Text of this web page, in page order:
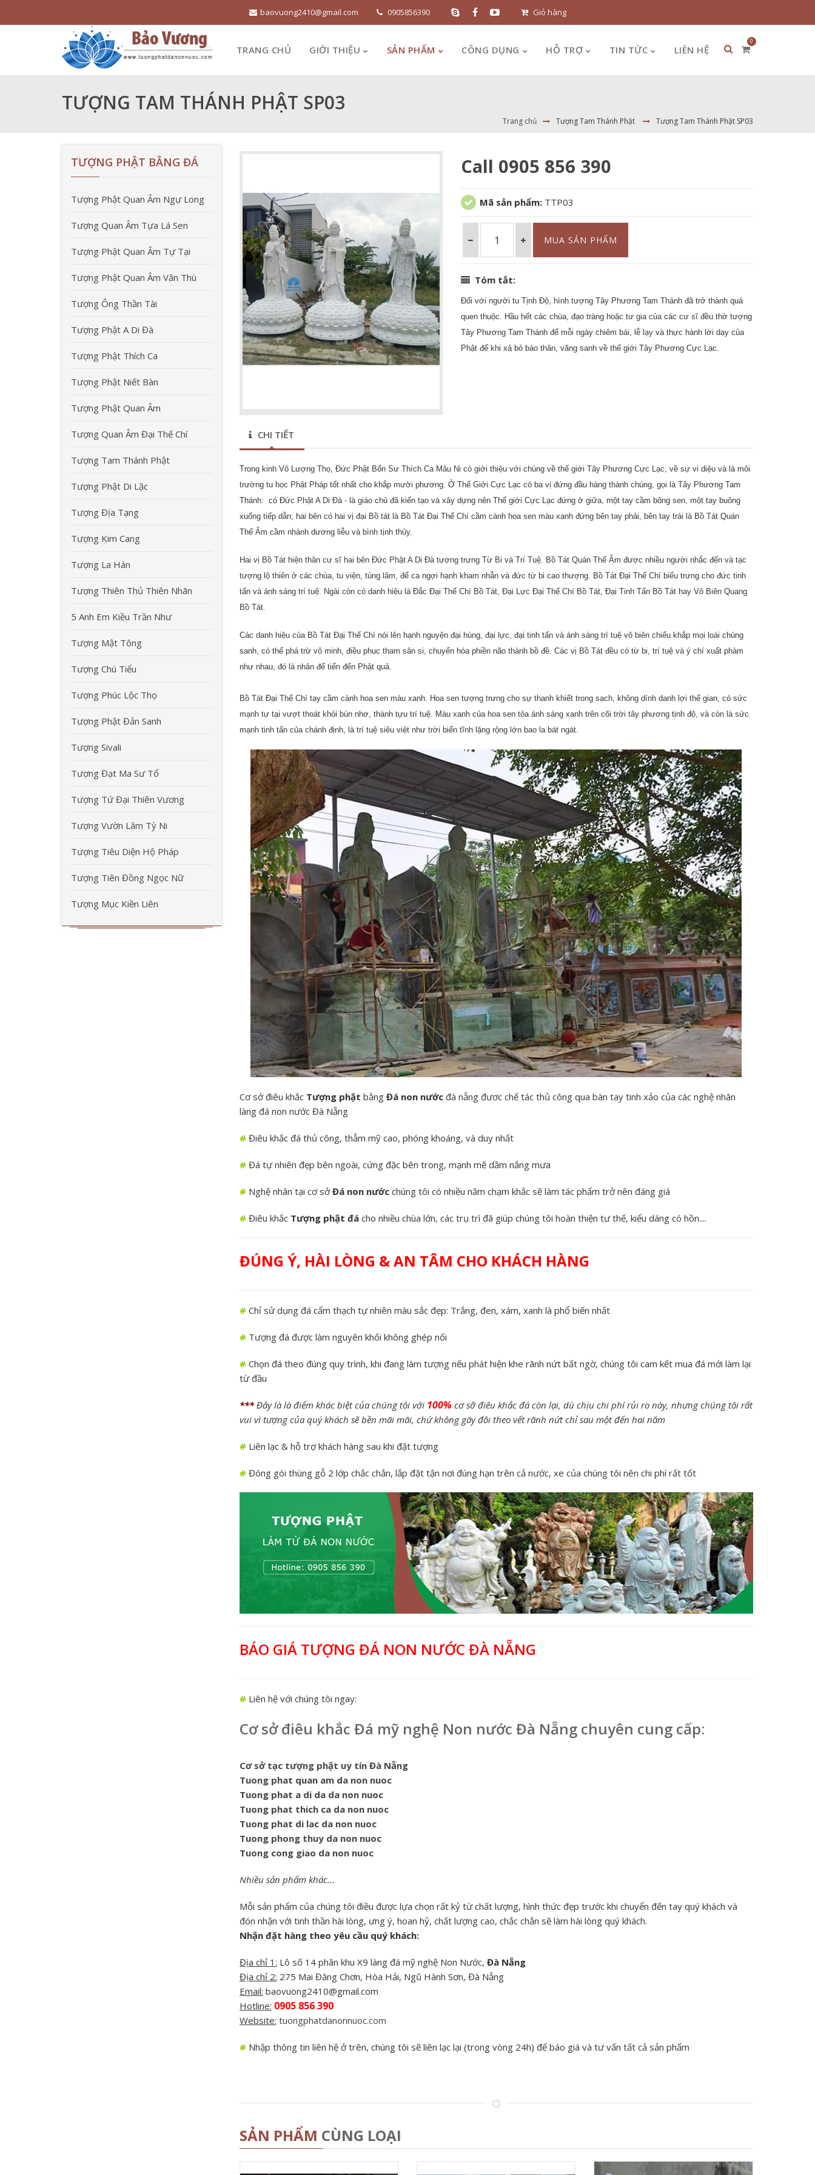
baovuong2410@gmail.com 0905856390 Giỏ hàng
TRANG CHỦ GIỚI THIỆU SẢN PHẨM CÔNG DỤNG HỖ TRỢ TIN TỨC LIÊN HỆ
0
TƯỢNG TAM THÁNH PHẬT SP03
Trang chủ Tượng Tam Thánh Phật Tượng Tam Thánh Phật SP03
Call 0905 856 390
Mã sản phẩm: TTP03
Tóm tắt:
Đối với người tu Tịnh Độ, hình tượng Tây Phương Tam Thánh đã trở thành quá
quen thuộc. Hầu hết các chùa, đạo tràng hoặc tư gia của các cư sĩ đều thờ tượng
Tây Phương Tam Thánh để mỗi ngày chiêm bái, lễ lạy và thực hành lời dạy của
Phật để khi xả bỏ báo thân, vãng sanh về thế giới Tây Phương Cực Lạc.
CHI TIẾT
Trong kinh Vô Lượng Thọ, Đức Phật Bổn Sư Thích Ca Mâu Ni có giới thiệu với chúng về thế giới Tây Phương Cực Lạc, về sự vi diệu và là môi
trường tu học Phật Pháp tốt nhất cho khắp mười phương. Ở Thế Giới Cực Lạc có ba vị đứng đầu hàng thành chúng, gọi là Tây Phương Tam
Thánh: có Đức Phật A Di Đà - là giáo chủ đã kiến tạo và xây dựng nên Thế giới Cực Lạc đứng ở giữa, một tay cầm bông sen, một tay buông
xuống tiếp dẫn; hai bên có hai vị đại Bồ tát là Bồ Tát Ðại Thế Chí cầm cành hoa sen màu xanh đứng bên tay phải, bên tay trái là Bồ Tát Quán
Thế Âm cầm nhành dương liễu và bình tịnh thủy.
Hai vị Bồ Tát hiện thân cư sĩ hai bên Ðức Phật A Di Ðà tượng trưng Từ Bi và Trí Tuệ. Bồ Tát Quán Thế Âm được nhiều người nhắc đến và tạc
tượng lộ thiên ở các chùa, tu viện, tùng lâm, để ca ngợi hạnh kham nhẫn và đức từ bi cao thượng. Bồ Tát Ðại Thế Chí biểu trưng cho đức tinh
tấn và ánh sáng trí tuệ. Ngài còn có danh hiệu là Ðắc Ðại Thế Chí Bồ Tát, Ðại Lực Ðại Thế Chí Bồ Tát, Ðại Tinh Tấn Bồ Tát hay Vô Biên Quang
Bồ Tát.
Các danh hiệu của Bồ Tát Đại Thế Chí nói lên hạnh nguyện đại hùng, đại lực, đại tinh tấn và ánh sáng trí tuệ vô biên chiếu khắp mọi loài chúng
sanh, có thể phá trừ vô minh, điều phục tham sân si, chuyển hóa phiền não thành bồ đề. Các vị Bồ Tát đều có từ bi, trí tuệ và ý chí xuất phàm
như nhau, đó là nhân để tiến đến Phật quả.
Bồ Tát Đại Thế Chí tay cầm cành hoa sen màu xanh. Hoa sen tượng trưng cho sự thanh khiết trong sạch, không dính danh lợi thế gian, có sức
mạnh tự tại vượt thoát khỏi bùn nhơ, thành tựu trí tuệ. Màu xanh của hoa sen tỏa ánh sáng xanh trên cõi trời tây phương tịnh độ, và còn là sức
mạnh tinh tấn của chánh định, là trí tuệ siêu việt như trời biển tĩnh lặng rộng lớn bao la bát ngát.
Cơ sở điêu khắc Tượng phật bằng Đá non nướcđà nẵng đươc chế tác thủ công qua bàn tay tinh xảo của các nghệ nhân
làng đá non nước Đà Nẵng
# Điêu khắc đá thủ công, thẫm mỹ cao, phóng khoáng, và duy nhất
# Đá tự nhiên đẹp bên ngoài, cứng đặc bên trong, mạnh mẽ dầm nắng mưa
# Nghệ nhân tại cơ sởĐá non nước chúng tôi có nhiều năm chạm khắc sẽ làm tác phẩm trở nên đáng giá
# Điêu khắc Tượng phật đácho nhiều chùa lớn, các trụ trì đã giúp chúng tôi hoàn thiện tư thế, kiểu dáng có hồn....
ĐÚNG Ý, HÀI LÒNG & AN TÂM CHO KHÁCH HÀNG
# Chỉ sử dụng đá cẩm thạch tự nhiên màu sắc đẹp: Trắng, đen, xám, xanh là phổ biến nhất
# Tượng đá được làm nguyên khối không ghép nối
# Chọn đá theo đúng quy trình, khi đang làm tượng nếu phát hiện khe rãnh nứt bất ngờ, chúng tôi cam kết mua đá mới làm lại
từ đầu
***Đây là là điểm khác biệt của chúng tôi với 100%cơ sỡ điêu khắc đá còn lại, dù chịu chi phí rủi ro này, nhưng chúng tôi rất
vui vì tượng của quý khách sẽ bền mãi mãi, chứ không gãy đôi theo vết rãnh nứt chỉ sau một đến hai năm
# Liên lạc & hỗ trợ khách hàng sau khi đặt tượng
# Đóng gói thùng gỗ 2 lớp chắc chắn, lắp đặt tận nơi đúng hạn trên cả nước, xe của chúng tôi nên chi phí rất tốt
BÁO GIÁ TƯỢNG ĐÁ NON NƯỚC ĐÀ NẴNG
# Liên hệ với chúng tôi ngay:
Cơ sở điêu khắc Đá mỹ nghệ Non nước Đà Nẵng chuyên cung cấp:
Cơ sở tạc tượng phật uy tín Đà Nẵng
Tuong phat quan am da non nuoc
Tuong phat a di da da non nuoc
Tuong phat thich ca da non nuoc
Tuong phat di lac da non nuoc
Tuong phong thuy da non nuoc
Tuong cong giao da non nuoc
Nhiều sản phẩm khác...
Mỗi sản phẩm của chúng tôi điều được lựa chọn rất kỷ từ chất lượng, hình thức đẹp trước khi chuyển đến tay quý khách và
đón nhận với tinh thần hài lòng, ưng ý, hoan hỷ, chất lượng cao, chắc chắn sẽ làm hài lòng quý khách.
Nhận đặt hàng theo yêu cầu quý khách:
Địa chỉ 1: Lô số 14 phân khu X9 làng đá mỹ nghệ Non Nước, Đà Nẵng
Địa chỉ 2: 275 Mai Đăng Chơn, Hòa Hải, Ngũ Hành Sơn, Đà Nẵng
Email: baovuong2410@gmail.com
Hotline: 0905 856 390
Website: tuongphatdanonnuoc.com
# Nhập thông tin liên hệ ở trên, chúng tôi sẽ liên lạc lại (trong vòng 24h) để báo giá và tư vấn tất cả sản phẩm
SẢN PHẨM CÙNG LOẠI
TƯỢNG PHẬT BẰNG ĐÁ
Tượng Phật Quan Âm Ngự Long
Tượng Quan Âm Tựa Lá Sen
Tượng Phật Quan Âm Tự Tại
Tượng Phật Quan Âm Văn Thù
Tượng Ông Thần Tài
Tượng Phật A Di Đà
Tượng Phật Thích Ca
Tượng Phật Niết Bàn
Tượng Phật Quan Âm
Tượng Quan Âm Đại Thế Chí
Tượng Tam Thánh Phật
Tượng Phật Di Lặc
Tượng Địa Tạng
Tượng Kim Cang
Tượng La Hán
Tượng Thiên Thủ Thiên Nhãn
5 Anh Em Kiều Trần Như
Tượng Mật Tông
Tượng Chú Tiểu
Tượng Phúc Lộc Thọ
Tượng Phật Đản Sanh
Tượng Sivali
Tượng Đạt Ma Sư Tổ
Tượng Tứ Đại Thiên Vương
Tượng Vườn Lâm Tỳ Ni
Tượng Tiêu Diện Hộ Pháp
Tượng Tiên Đồng Ngọc Nữ
Tượng Mục Kiền Liên